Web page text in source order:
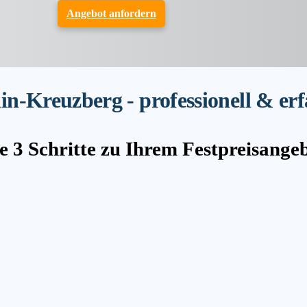
Angebot anfordern
Kreuzberg - professionell &
3 Schritte zu Ihrem